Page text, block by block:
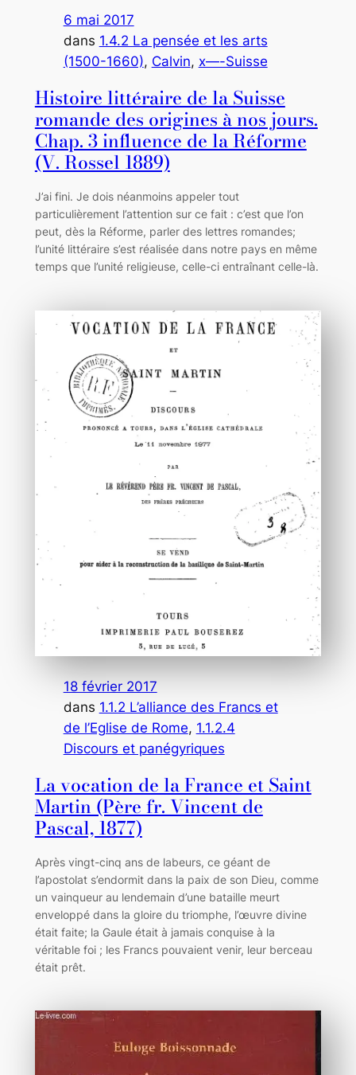
6 mai 2017
dans 1.4.2 La pensée et les arts
(1500-1660), Calvin, x—-Suisse
Histoire littéraire de la Suisse
romande des origines à nos jours.
Chap. 3 influence de la Réforme
(V. Rossel 1889)
J’ai fini. Je dois néanmoins appeler tout
particulièrement l’attention sur ce fait : c’est que l’on
peut, dès la Réforme, parler des lettres romandes;
l’unité littéraire s’est réalisée dans notre pays en même
temps que l’unité religieuse, celle-ci entraînant celle-là.
18 février 2017
dans 1.1.2 L’alliance des Francs et
de l’Eglise de Rome, 1.1.2.4
Discours et panégyriques
La vocation de la France et Saint
Martin (Père fr. Vincent de
Pascal, 1877)
Après vingt-cinq ans de labeurs, ce géant de
l’apostolat s’endormit dans la paix de son Dieu, comme
un vainqueur au lendemain d’une bataille meurt
enveloppé dans la gloire du triomphe, l’œuvre divine
était faite; la Gaule était à jamais conquise à la
véritable foi ; les Francs pouvaient venir, leur berceau
était prêt.